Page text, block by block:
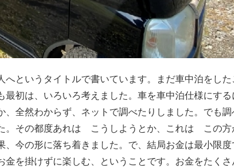
というタイトルで書いています。まだ車中泊をした
初は、いろいろ考えました。車を車中泊仕様にする
全然わからず、ネットで調べたりしました。でも調
。その都度あれは こうしようとか、これは この方
今の形に落ち着きました。で、結局お金は最小限度
を掛けずに楽しむ、ということです。お金をたくさ